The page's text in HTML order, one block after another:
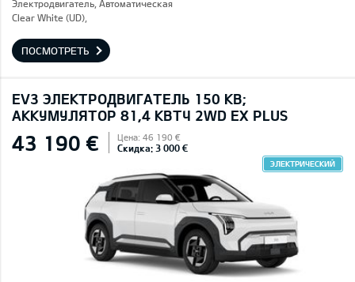
Электродвигатель, Автоматическая
Clear White (UD),
ПОСМОТРЕТЬ
EV3 ЭЛЕКТРОДВИГАТЕЛЬ 150 КВ;
AККУМУЛЯТОР 81,4 КВТЧ 2WD EX PLUS
43 190 € Цена: 46 190 €
Скидка: 3 000 €
ЭЛЕКТРИЧЕСКИЙ